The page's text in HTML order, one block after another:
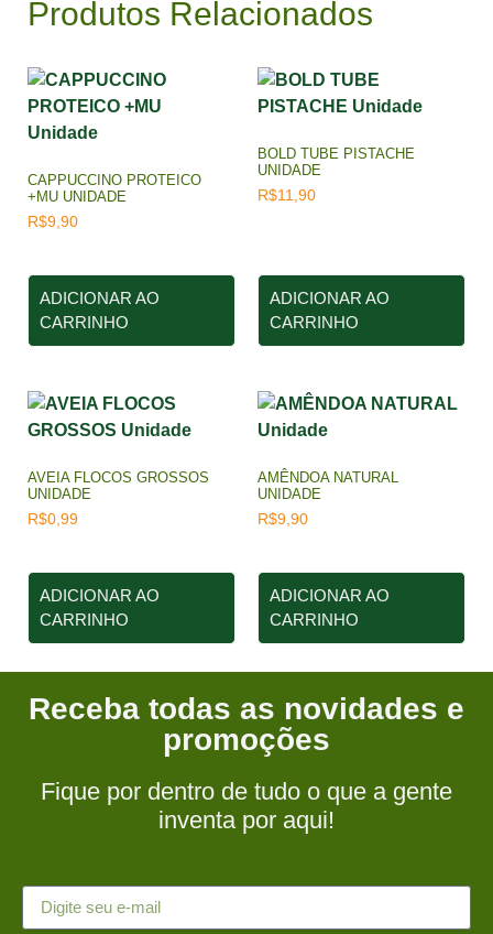
Produtos Relacionados
CAPPUCCINO PROTEICO
+MU UNIDADE
R$9,90
ADICIONAR AO
CARRINHO
BOLD TUBE PISTACHE
UNIDADE
R$11,90
ADICIONAR AO
CARRINHO
AVEIA FLOCOS GROSSOS
UNIDADE
R$0,99
ADICIONAR AO
CARRINHO
AMÊNDOA NATURAL
UNIDADE
R$9,90
ADICIONAR AO
CARRINHO
Receba todas as novidades e
promoções
Fique por dentro de tudo o que a gente
inventa por aqui!